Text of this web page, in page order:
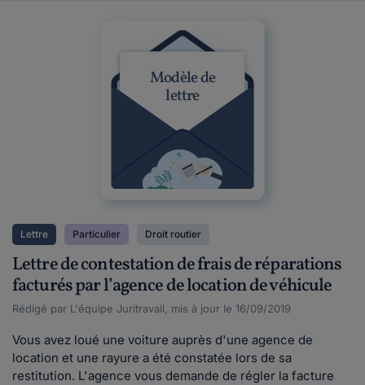
Modèle de
lettre
Lettre Particulier Droit routier
Lettre de contestation de frais de réparations
facturés par l’agence de location de véhicule
Rédigé par L'équipe Juritravail, mis à jour le 16/09/2019
Vous avez loué une voiture auprès d'une agence de
location et une rayure a été constatée lors de sa
restitution. L'agence vous demande de régler la facture